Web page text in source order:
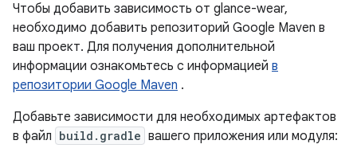
Чтобы добавить зависимость от glance-wear,
необходимо добавить репозиторий Google Maven в
ваш проект. Для получения дополнительной
информации ознакомьтесь с информацией в
репозитории Google Maven .
Добавьте зависимости для необходимых артефактов
в файл build.gradle вашего приложения или модуля: